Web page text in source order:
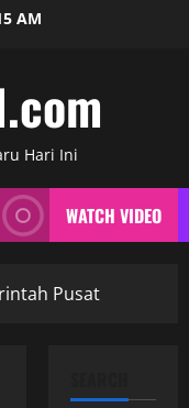
AM
Hari Ini
WATCH VIDEO
Pusat